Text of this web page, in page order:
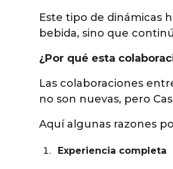
Este tipo de dinámicas
bebida, sino que
¿Por qué esta
Las colaboraciones
no son nuevas, pero
Aquí algunas razones
Experiencia completa